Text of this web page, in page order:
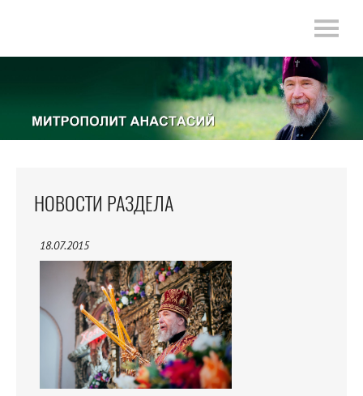
НОВОСТИ РАЗДЕЛА
18.07.2015